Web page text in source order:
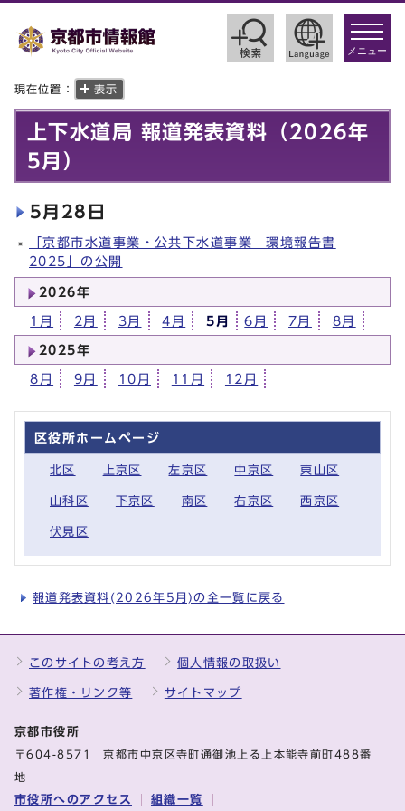
toggle
メニュー
現在位置： 表示
上下水道局 報道発表資料（2026年
5月）
5月28日
「京都市水道事業・公共下水道事業 環境報告書
2025」の公開
2026年
1月 2月 3月 4月 5月 6月 7月 8月
2025年
8月 9月 10月 11月 12月
区役所ホームページ
北区 上京区 左京区 中京区 東山区
山科区 下京区 南区 右京区 西京区
伏見区
報道発表資料(2026年5月)の全一覧に戻る
このサイトの考え方 個人情報の取扱い
著作権・リンク等 サイトマップ
京都市役所
〒604-8571 京都市中京区寺町通御池上る上本能寺前町488番
地
市役所へのアクセス 組織一覧